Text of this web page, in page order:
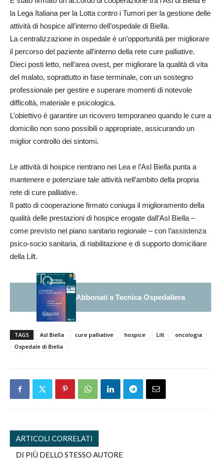
la Lega Italiana per la Lotta contro i Tumori per la gestione delle
attività di hospice all’interno dell’ospedale di Biella.
La centralizzazione in ospedale è un’opportunità per migliorare
il percorso del paziente all’interno della rete cure palliative.
Dieci posti letto, nell’area ovest, per migliorare la qualità di vita
del malato, soprattutto in fase terminale, con un sostegno
professionale per gestire e superare momenti di notevole
difficoltà, materiale e psicologica.
L’obiettivo è garantire un ricovero temporaneo quando le cure a
domicilio non sono possibili o appropriate, assicurando un
miglior controllo dei sintomi.
Le attività di hospice rientrano nei Lea e l’Asl Biella punta a
mantenere e potenziare tale attività nell’ambito della propria
rete di cure palliative.
Il patto di cooperazione firmato coniuga il miglioramento della
qualità delle prestazioni di hospice erogate dall’Asl Biella –
come previsto nel piano sanitario regionale – con l’assistenza
psico-socio sanitaria, di riabilitazione e di supporto domiciliare
della Lilt.
Abbonati a Tecnica Ospedaliera
TAGS Asl Biella cure palliative hospice Lilt
oncologia
Ospedale di Biella
ARTICOLI CORRELATI
DI PIÙ DELLO STESSO AUTORE